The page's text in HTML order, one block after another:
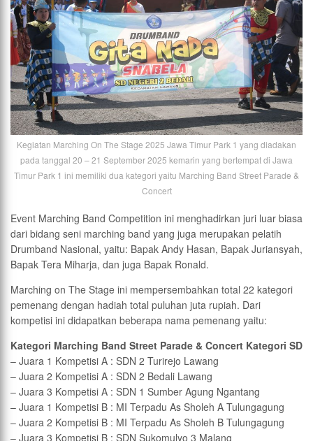
Kegiatan Marching On The Stage 2025 Jawa Timur Park 1 yang diadakan
pada tanggal 20 – 21 September 2025 kemarin yang bertempat di Jawa
Timur Park 1 ini memiliki dua kategori yaitu Marching Band Street Parade &
Concert
Event Marching Band Competition ini menghadirkan juri luar biasa
dari bidang seni marching band yang juga merupakan pelatih
Drumband Nasional, yaitu: Bapak Andy Hasan, Bapak Juriansyah,
Bapak Tera Miharja, dan juga Bapak Ronald.
Marching on The Stage ini mempersembahkan total 22 kategori
pemenang dengan hadiah total puluhan juta rupiah. Dari
kompetisi ini didapatkan beberapa nama pemenang yaitu:
Kategori Marching Band Street Parade & Concert Kategori SD
– Juara 1 Kompetisi A : SDN 2 Turirejo Lawang
– Juara 2 Kompetisi A : SDN 2 Bedali Lawang
– Juara 3 Kompetisi A : SDN 1 Sumber Agung Ngantang
– Juara 1 Kompetisi B : MI Terpadu As Sholeh A Tulungagung
– Juara 2 Kompetisi B : MI Terpadu As Sholeh B Tulungagung
– Juara 3 Kompetisi B : SDN Sukomulyo 3 Malang